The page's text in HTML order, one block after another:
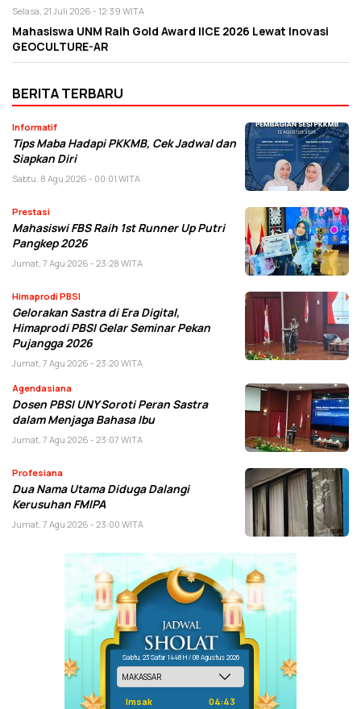
Selasa, 21 Juli 2026 - 12:39 WITA
Mahasiswa UNM Raih Gold Award IICE 2026 Lewat Inovasi
GEOCULTURE-AR
BERITA TERBARU
Informatif
Tips Maba Hadapi PKKMB, Cek Jadwal dan
Siapkan Diri
Sabtu, 8 Agu 2026 - 00:01 WITA
Prestasi
Mahasiswi FBS Raih 1st Runner Up Putri
Pangkep 2026
Jumat, 7 Agu 2026 - 23:28 WITA
Himaprodi PBSI
Gelorakan Sastra di Era Digital,
Himaprodi PBSI Gelar Seminar Pekan
Pujangga 2026
Jumat, 7 Agu 2026 - 23:20 WITA
Agendasiana
Dosen PBSI UNY Soroti Peran Sastra
dalam Menjaga Bahasa Ibu
Jumat, 7 Agu 2026 - 23:07 WITA
Profesiana
Dua Nama Utama Diduga Dalangi
Kerusuhan FMIPA
Jumat, 7 Agu 2026 - 23:00 WITA
Sabtu, 23 Safar 1448 H / 08 Agustus 2026
Imsak 04:43